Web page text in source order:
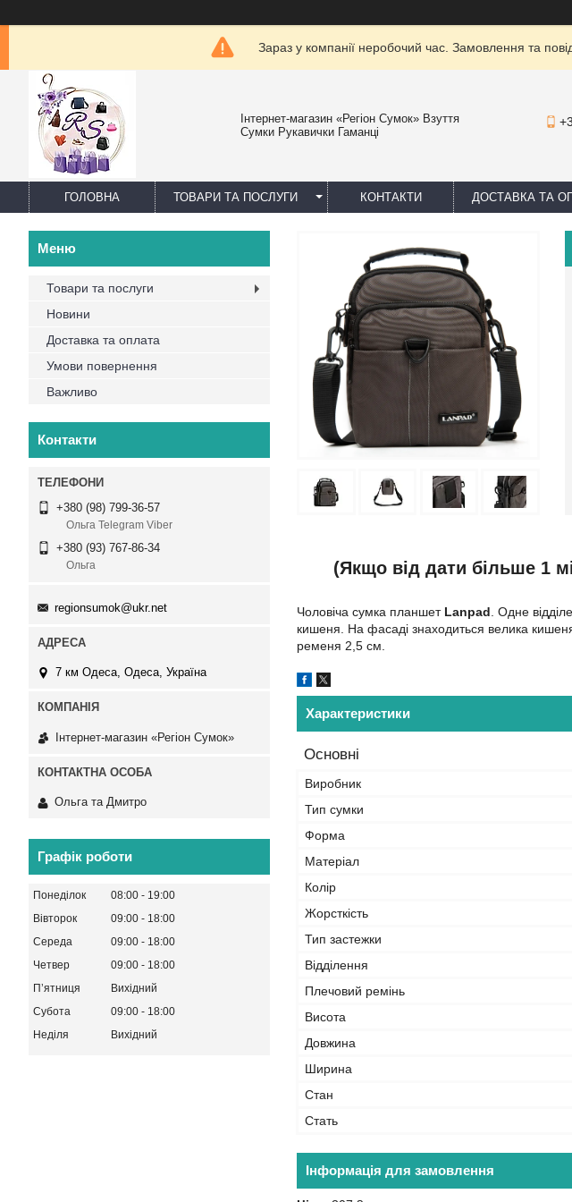
Зараз у компанії неробочий час. Замовлення та
Інтернет-магазин «Регіон Сумок» Взуття
Сумки Рукавички Гаманці
ГОЛОВНА ТОВАРИ ТА ПОСЛУГИ КОНТАКТИ ДОСТАВКА ТА
(Якщо від дати більше 1
Чоловіча сумка планшет Lanpad . Одне
кишеня. На фасаді знаходиться велика
ременя 2,5 см.
Характеристики
Основні
Виробник
Тип сумки
Форма
Матеріал
Колір
Жорсткість
Тип застежки
Відділення
Плечовий ремінь
Висота
Довжина
Ширина
Стан
Стать
Інформація для замовлення
Товари та послуги
Новини
Доставка та оплата
Умови повернення
Важливо
Контакти
+380 (98) 799-36-57
Ольга Telegram Viber
+380 (93) 767-86-34
Ольга
regionsumok@ukr.net
7 км Одеса, Одеса, Україна
Інтернет-магазин «Регіон Сумок»
Ольга та Дмитро
Графік роботи
Понеділок 08:00
19:00
Вівторок
09:00
18:00
Середа
09:00
18:00
Четвер
09:00
18:00
Пʼятниця
Вихідний
Субота
09:00
18:00
Неділя
Вихідний